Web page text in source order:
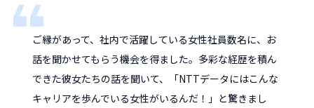
ご縁があって、社内で活躍している女性社員数名に、お
話を聞かせてもらう機会を得ました。多彩な経歴を積ん
できた彼女たちの話を聞いて、「NTTデータにはこんな
キャリアを歩んでいる女性がいるんだ！」と驚きまし